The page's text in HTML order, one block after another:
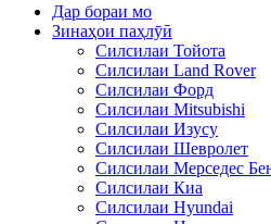
Дар бораи мо
Зинаҳои паҳлӯӣ
Силсилаи Тойота
Силсилаи Land Rover
Силсилаи Форд
Силсилаи Mitsubishi
Силсилаи Изусу
Силсилаи Шевролет
Силсилаи Мерседес
Силсилаи Киа
Силсилаи Hyundai